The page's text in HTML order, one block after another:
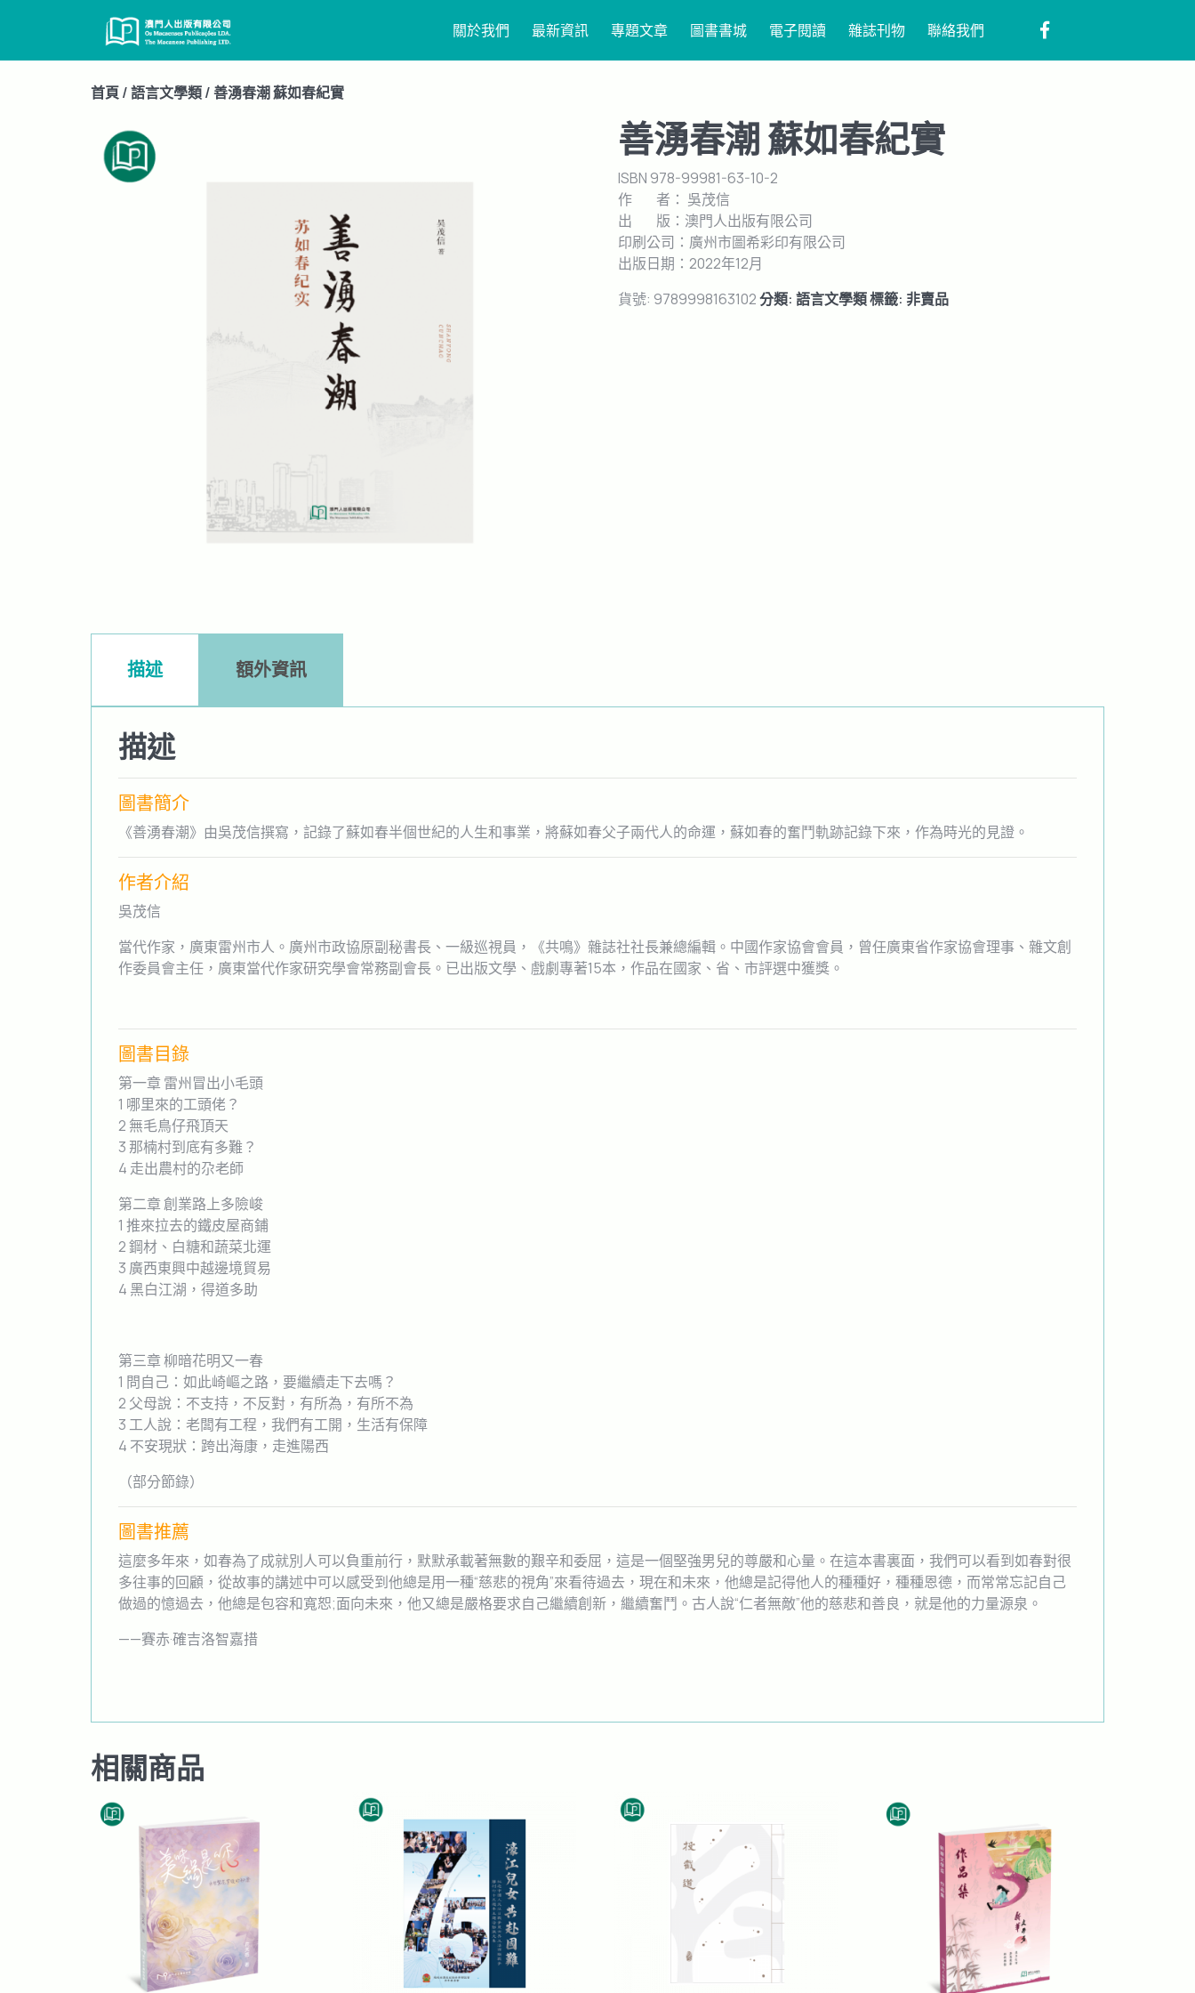
關於我們 最新資訊 專題文章 圖書書城 電子閱讀 雜誌刊物 聯絡我們
首頁/語言文學類/ 善湧春潮 蘇如春紀實
善湧春潮 蘇如春紀實
ISBN 978-99981-63-10-2
作 者： 吳茂信
出 版：澳門人出版有限公司
印刷公司：廣州市圖希彩印有限公司
出版日期：2022年12月
貨號: 9789998163102分類: 語言文學類標籤: 非賣品
描述 額外資訊
描述
圖書簡介
《善湧春潮》由吳茂信撰寫，記錄了蘇如春半個世紀的人生和事業，將蘇如春父子兩代人的命運，蘇如春的奮鬥軌跡記錄下來，作為時光的見證。
作者介紹
吳茂信
當代作家，廣東雷州市人。廣州市政協原副秘書長、一級巡視員，《共鳴》雜誌社社長兼總編輯。中國作家協會會員，曾任廣東省作家協會理事、雜文創
作委員會主任，廣東當代作家研究學會常務副會長。已出版文學、戲劇專著15本，作品在國家、省、市評選中獲獎。
圖書目錄
第一章 雷州冒出小毛頭
1 哪里來的工頭佬？
2 無毛鳥仔飛頂天
3 那楠村到底有多難？
4 走出農村的尕老師
第二章 創業路上多險峻
1 推來拉去的鐵皮屋商鋪
2 鋼材、白糖和蔬菜北運
3 廣西東興中越邊境貿易
4 黑白江湖，得道多助
第三章 柳暗花明又一春
1 問自己：如此崎嶇之路，要繼續走下去嗎？
2 父母說：不支持，不反對，有所為，有所不為
3 工人說：老闆有工程，我們有工開，生活有保障
4 不安現狀：跨出海康，走進陽西
（部分節錄）
圖書推薦
這麼多年來，如春為了成就別人可以負重前行，默默承載著無數的艱辛和委屈，這是一個堅強男兒的尊嚴和心量。在這本書裏面，我們可以看到如春對很
多往事的回顧，從故事的講述中可以感受到他總是用一種“慈悲的視角”來看待過去，現在和未來，他總是記得他人的種種好，種種恩德，而常常忘記自己
做過的憶過去，他總是包容和寬恕;面向未來，他又總是嚴格要求自己繼續創新，繼續奮鬥。古人說“仁者無敵”他的慈悲和善良，就是他的力量源泉。
——賽赤·確吉洛智嘉措
相關商品